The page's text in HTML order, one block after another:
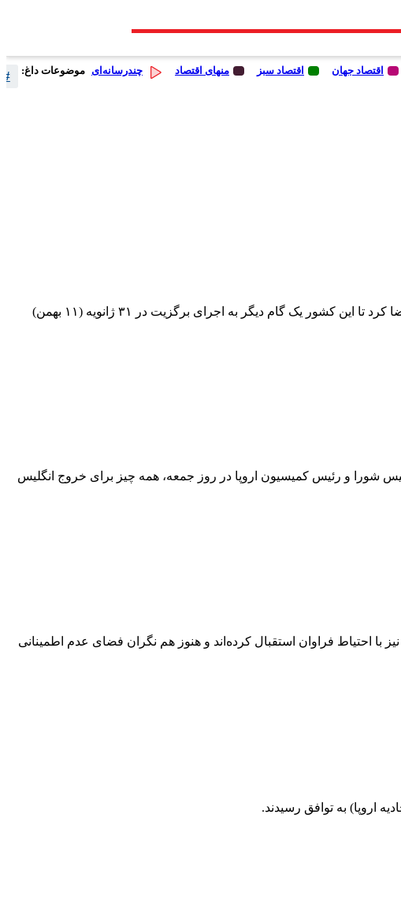
اقتصاد جهان اقتصاد سبز منهای اقتصاد چندرسانه‌ای موضوعات داغ: #
ساعاتی پس از امضای توافق‌نامه خروج انگلیس از اتحادیه اروپا توسط رهبران این اتحادیه، نخست وزیر انگلیس هم این توافق را امضا کرد تا این کشور یک گام دیگر به اجرای برگزیت در ۳۱ ژانویه (۱۱ بهمن)
شورا و رئیس کمیسیون اروپا در روز جمعه، همه چیز برای خروج انگلیس
با احتیاط فراوان استقبال کرده‌اند و هنوز هم نگران فضای عدم اطمینانی
اروپا) به توافق رسیدند.